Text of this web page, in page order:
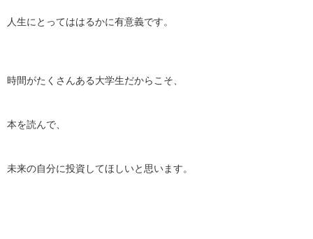
人生にとってははるかに有意義です。
時間がたくさんある大学生だからこそ、
本を読んで、
未来の自分に投資してほしいと思います。